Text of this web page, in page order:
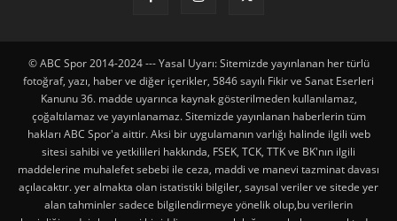
© ABC Spor 2014-2024 --- Yasal Uyarı: Sitemizde yayınlanan her türlü
fotoğraf, yazı, haber ve diğer içerikler, 5846 sayılı Fikir ve Sanat Eserleri
Kanunu 36. madde uyarınca kaynak gösterilmeden kullanılamaz,
çoğaltılamaz ve yayınlanamaz. Sitemizde yayınlanan haberlerin tüm
hakları ABC Spor'a aittir. Aksi bir uygulamanın varlığı halinde ilgili web
sitesi sahibi ve yetkilileri hakkında, FSEK, TCK, TTK ve BK'nın ilgili
maddelerine muhalefet sebebi ile ceza, maddi ve manevi tazminat davası
açılacaktır. yer almakta olan istatistiki bilgiler, sayısal veriler ve sitede yer
alan tahminler sadece bilgilendirmeye yönelik olup,bu verilerin